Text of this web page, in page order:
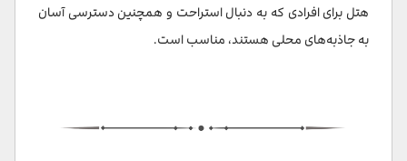
هتل برای افرادی که به دنبال استراحت و همچنین دسترسی آسان
به جاذبه‌های محلی هستند، مناسب است.